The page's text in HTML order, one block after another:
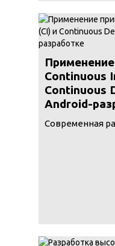
Continuous
Continuous
Android-
Современная